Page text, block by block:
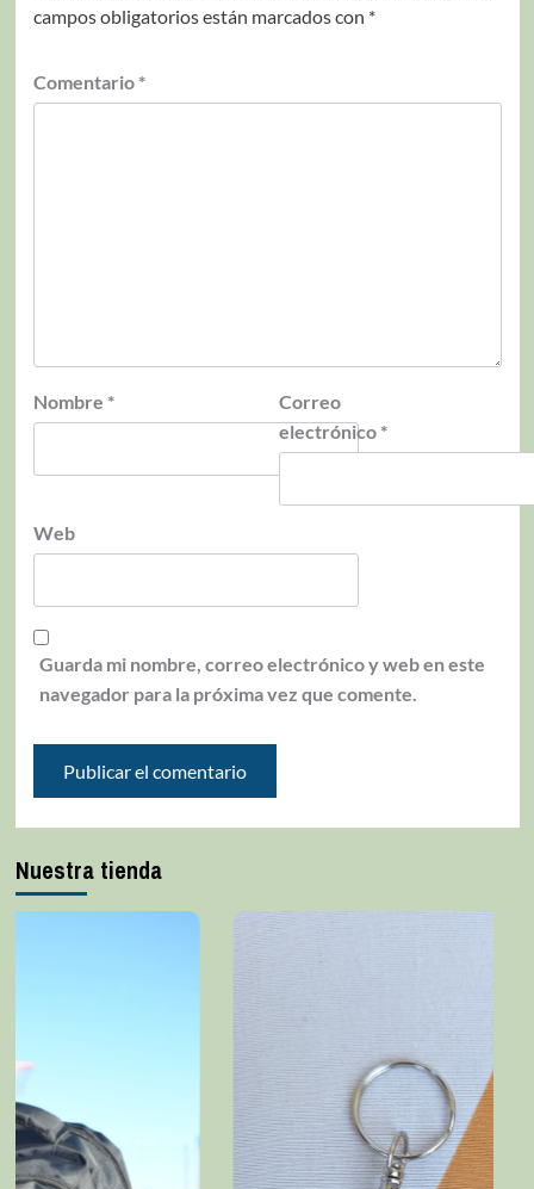
campos obligatorios están marcados con *
Comentario *
Nombre *
Correo
electrónico *
Web
Guarda mi nombre, correo electrónico y web en este
navegador para la próxima vez que comente.
Nuestra tienda